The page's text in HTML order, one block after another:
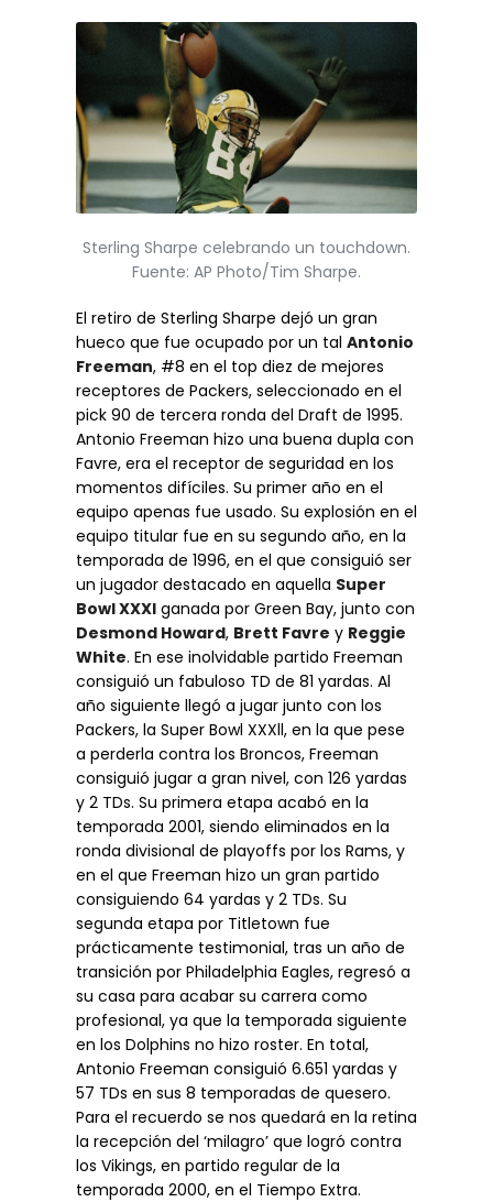
Sterling Sharpe celebrando un touchdown.
Fuente: AP Photo/Tim Sharpe.
El retiro de Sterling Sharpe dejó un gran
hueco que fue ocupado por un tal Antonio
Freeman, #8 en el top diez de mejores
receptores de Packers, seleccionado en el
pick 90 de tercera ronda del Draft de 1995.
Antonio Freeman hizo una buena dupla con
Favre, era el receptor de seguridad en los
momentos difíciles. Su primer año en el
equipo apenas fue usado. Su explosión en el
equipo titular fue en su segundo año, en la
temporada de 1996, en el que consiguió ser
un jugador destacado en aquella Super
Bowl XXXl ganada por Green Bay, junto con
Desmond Howard, Brett Favre y Reggie
White. En ese inolvidable partido Freeman
consiguió un fabuloso TD de 81 yardas. Al
año siguiente llegó a jugar junto con los
Packers, la Super Bowl XXXll, en la que pese
a perderla contra los Broncos, Freeman
consiguió jugar a gran nivel, con 126 yardas
y 2 TDs. Su primera etapa acabó en la
temporada 2001, siendo eliminados en la
ronda divisional de playoffs por los Rams, y
en el que Freeman hizo un gran partido
consiguiendo 64 yardas y 2 TDs. Su
segunda etapa por Titletown fue
prácticamente testimonial, tras un año de
transición por Philadelphia Eagles, regresó a
su casa para acabar su carrera como
profesional, ya que la temporada siguiente
en los Dolphins no hizo roster. En total,
Antonio Freeman consiguió 6.651 yardas y
57 TDs en sus 8 temporadas de quesero.
Para el recuerdo se nos quedará en la retina
la recepción del ‘milagro’ que logró contra
los Vikings, en partido regular de la
temporada 2000, en el Tiempo Extra.